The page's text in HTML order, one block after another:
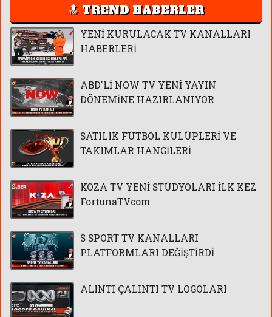
🔝 TREND HABERLER
YENİ KURULACAK TV KANALLARI
HABERLERİ
ABD'Lİ NOW TV YENİ YAYIN
DÖNEMİNE HAZIRLANIYOR
SATILIK FUTBOL KULÜPLERİ VE
TAKIMLAR HANGİLERİ
KOZA TV YENİ STÜDYOLARI İLK KEZ
FortunaTVcom
S SPORT TV KANALLARI
PLATFORMLARI DEĞİŞTİRDİ
ALINTI ÇALINTI TV LOGOLARI